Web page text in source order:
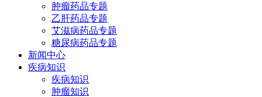
肿瘤药品专题
乙肝药品专题
艾滋病药品专题
糖尿病药品专题
新闻中心
疾病知识
疾病知识
肿瘤知识